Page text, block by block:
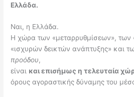
Ελλάδα.
Ναι, η Ελλάδα.
Η χώρα των «μεταρρυθμίσεων», των
«ισχυρών δεικτών ανάπτυξης» και
προόδου,
είναι και επισήμως η τελευταία
όρους αγοραστικής δύναμης του